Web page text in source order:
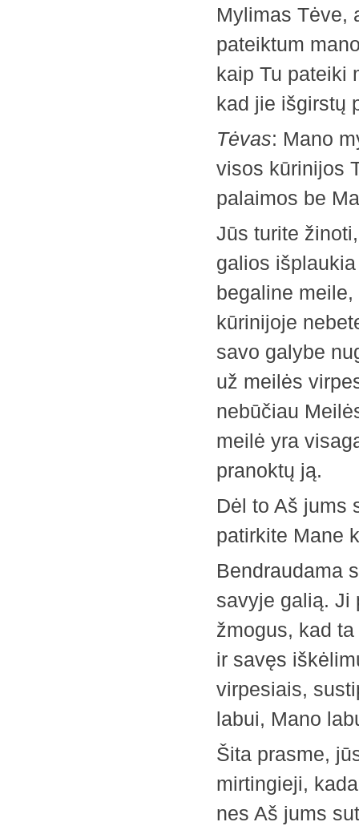
Mylimas Tėve,
pateiktum
kaip Tu pateiki
kad jie išgirstų
Tėvas: Mano
visos ­kūrinijos
palaimos be
Jūs turite
galios
begaline
kūrinijoje
savo galybe
už meilės
nebūčiau
meilė yra
pranoktų ją.
Dėl to Aš jums
patirkite Mane
Bendraudama
savyje galią. Ji
žmogus, kad
ir savęs
virpesiais,
labui, Mano
Šita prasme,
mirtingieji,
nes Aš jums